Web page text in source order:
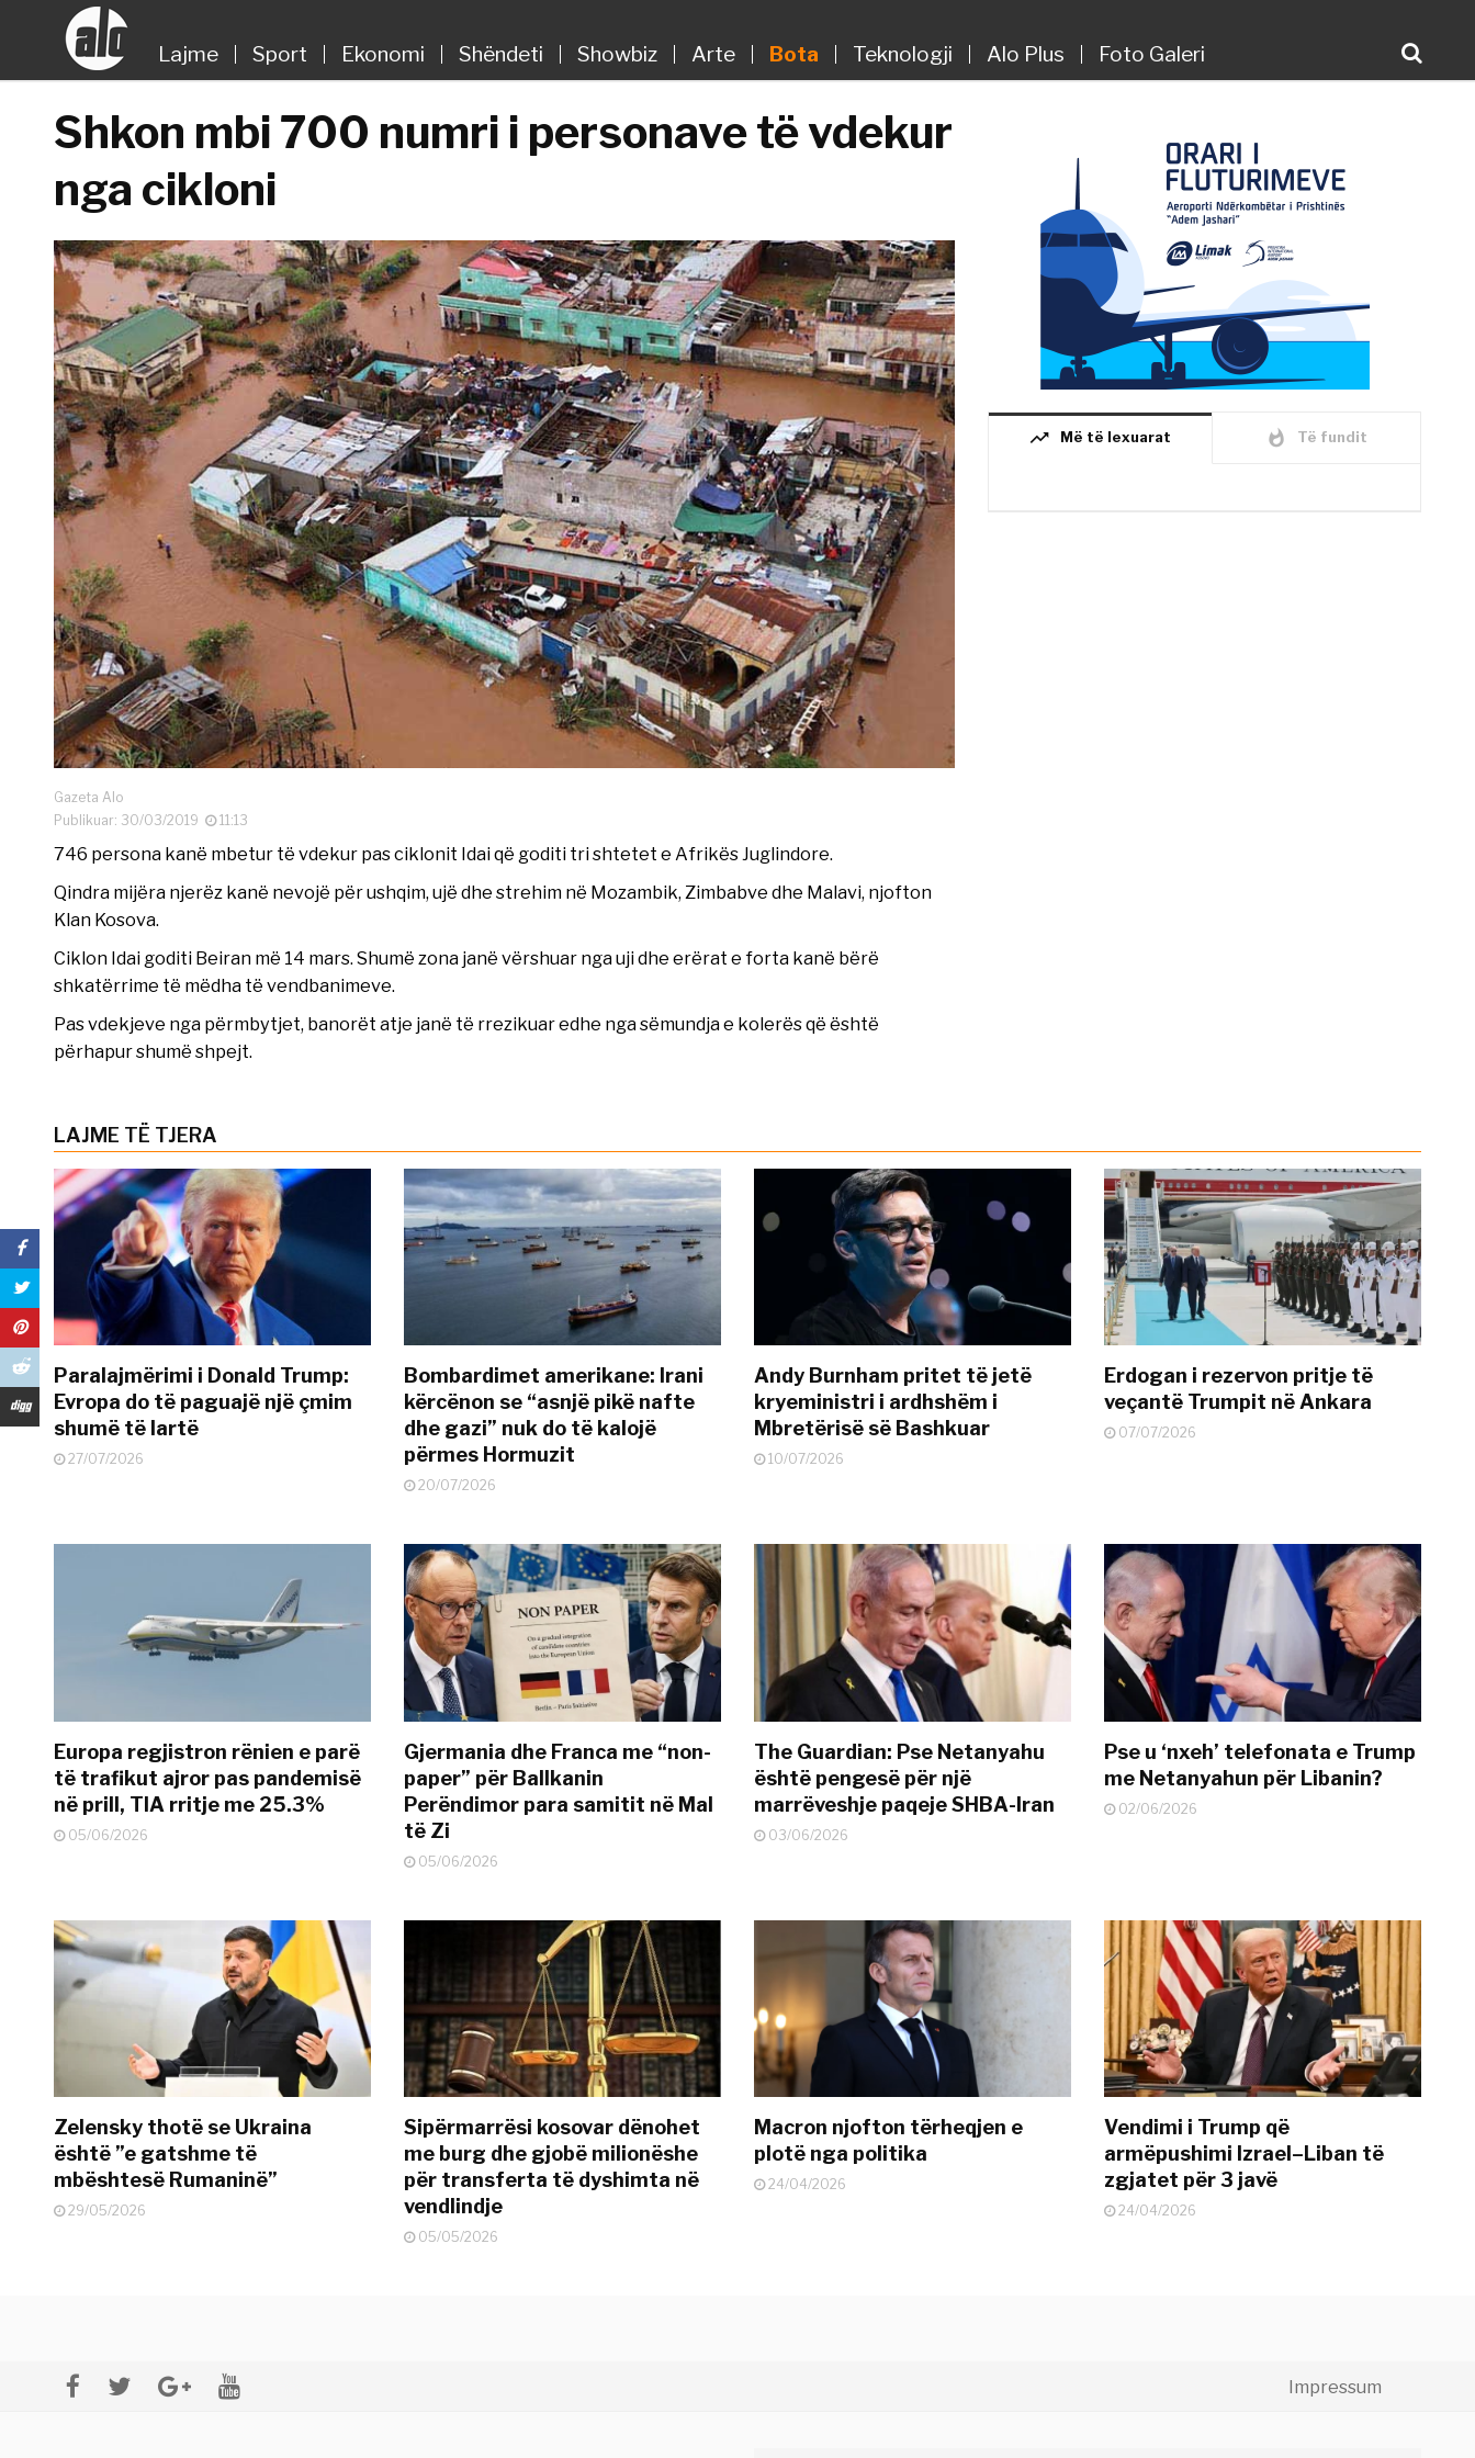
Lajme Sport Ekonomi Shëndeti Showbiz Arte Bota Teknologji Alo Plus Foto Galeri
Shkon mbi 700 numri i personave të vdekur
nga cikloni
Gazeta Alo
Publikuar: 30/03/2019
11:13
746 persona kanë mbetur të vdekur pas ciklonit Idai që goditi tri shtetet e Afrikës Juglindore.
Qindra mijëra njerëz kanë nevojë për ushqim, ujë dhe strehim në Mozambik, Zimbabve dhe Malavi, njofton
Klan Kosova.
Ciklon Idai goditi Beiran më 14 mars. Shumë zona janë vërshuar nga uji dhe erërat e forta kanë bërë
shkatërrime të mëdha të vendbanimeve.
Pas vdekjeve nga përmbytjet, banorët atje janë të rrezikuar edhe nga sëmundja e kolerës që është
përhapur shumë shpejt.
trending_up Më të lexuarat whatshot Të fundit
LAJME TË TJERA
Paralajmërimi i Donald Trump:
Evropa do të paguajë një çmim
shumë të lartë
27/07/2026
Bombardimet amerikane: Irani
kërcënon se “asnjë pikë nafte
dhe gazi” nuk do të kalojë
përmes Hormuzit
20/07/2026
Andy Burnham pritet të jetë
kryeministri i ardhshëm i
Mbretërisë së Bashkuar
10/07/2026
Erdogan i rezervon pritje të
veçantë Trumpit në Ankara
07/07/2026
Europa regjistron rënien e parë
të trafikut ajror pas pandemisë
në prill, TIA rritje me 25.3%
05/06/2026
Gjermania dhe Franca me “non-
paper” për Ballkanin
Perëndimor para samitit në Mal
të Zi
05/06/2026
The Guardian: Pse Netanyahu
është pengesë për një
marrëveshje paqeje SHBA-Iran
03/06/2026
Pse u ‘nxeh’ telefonata e Trump
me Netanyahun për Libanin?
02/06/2026
Zelensky thotë se Ukraina
është ”e gatshme të
mbështesë Rumaninë”
29/05/2026
Sipërmarrësi kosovar dënohet
me burg dhe gjobë milionëshe
për transferta të dyshimta në
vendlindje
05/05/2026
Macron njofton tërheqjen e
plotë nga politika
24/04/2026
Vendimi i Trump që
armëpushimi Izrael–Liban të
zgjatet për 3 javë
24/04/2026
Impressum